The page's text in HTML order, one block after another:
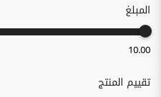
المبلغ
10.00
تقييم المنتج